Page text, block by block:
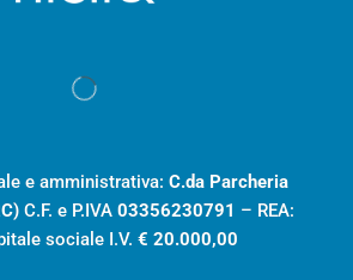
e amministrativa: C.da Parcheria
C.F. e P.IVA 03356230791 – REA:
sociale I.V. € 20.000,00